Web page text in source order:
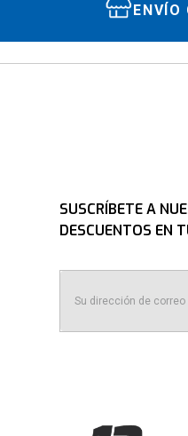
ENVÍO
SUSCRÍBETE A
DESCUENTOS EN